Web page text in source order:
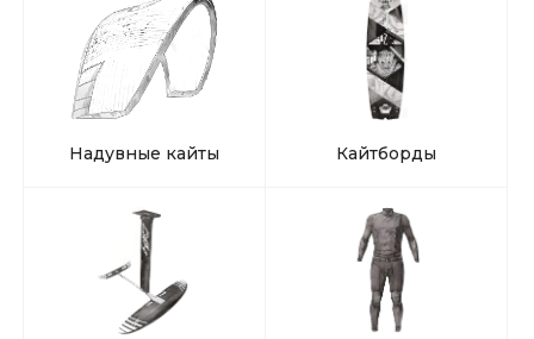
Надувные кайты Кайтборды